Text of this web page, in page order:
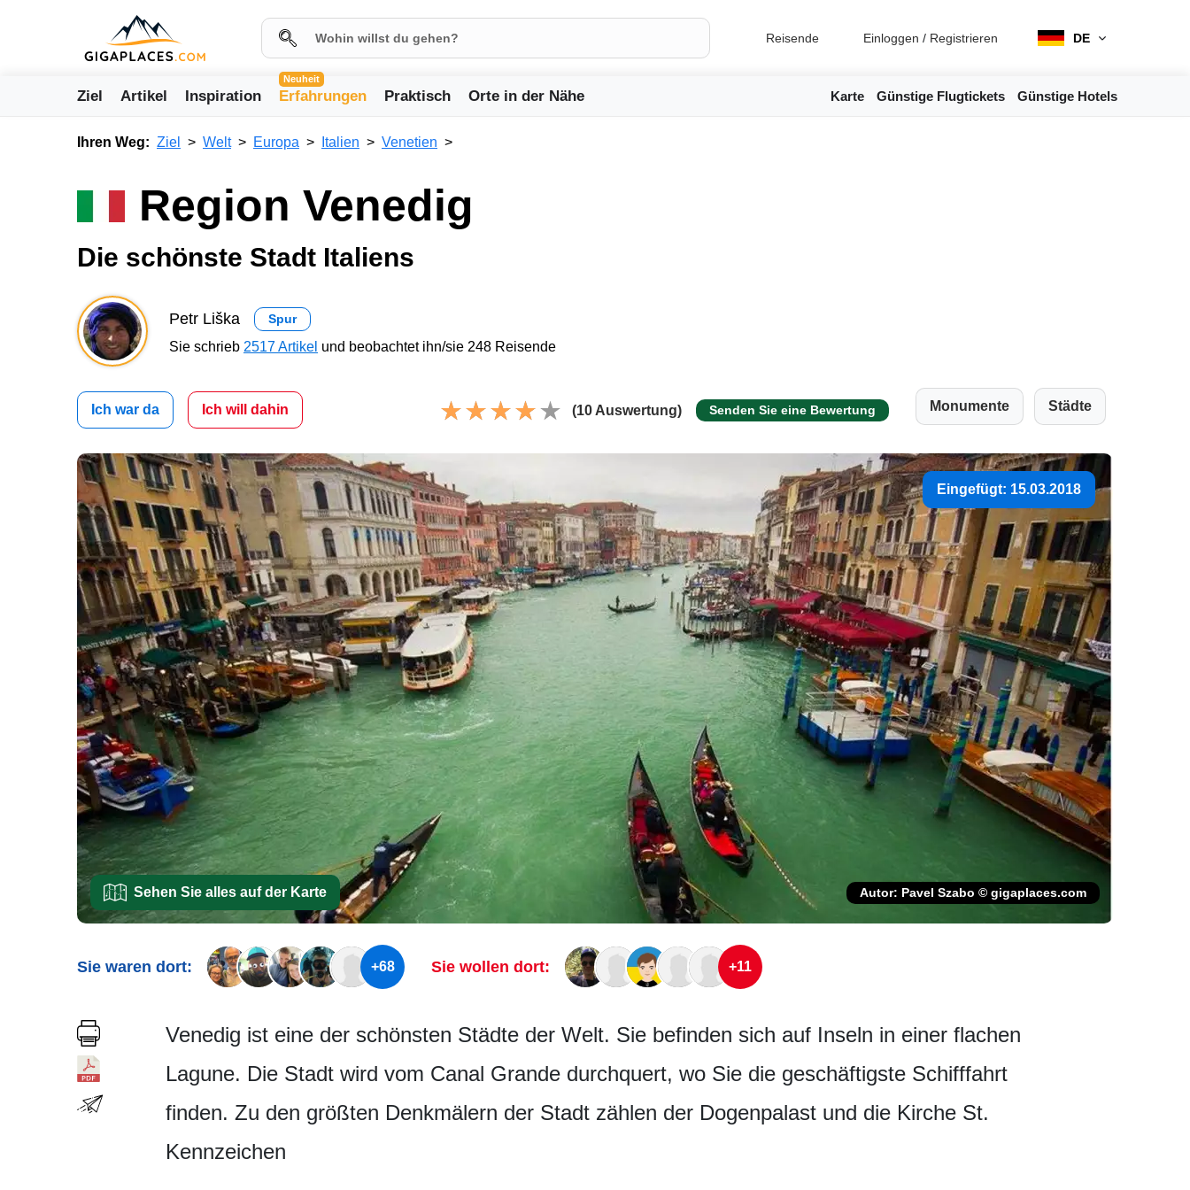
Reisende Einloggen / Registrieren DE
Ziel Artikel Inspiration
Neuheit
Erfahrungen Praktisch Orte in der Nähe Karte Günstige Flugtickets Günstige Hotels
Ihren Weg: Ziel Welt Europa Italien Venetien
Region Venedig
Die schönste Stadt Italiens
Petr Liška Spur
Sie schrieb 2517 Artikel und beobachtet ihn/sie 248 Reisende
Ich war da Ich will dahin (10 Auswertung) Senden Sie eine Bewertung Monumente Städte
Eingefügt: 15.03.2018
Sehen Sie alles auf der Karte Autor: Pavel Szabo © gigaplaces.com
Sie waren dort: +68 Sie wollen dort: +11
Venedig ist eine der schönsten Städte der Welt. Sie befinden sich auf Inseln in einer flachen
Lagune. Die Stadt wird vom Canal Grande durchquert, wo Sie die geschäftigste Schifffahrt
finden. Zu den größten Denkmälern der Stadt zählen der Dogenpalast und die Kirche St.
Kennzeichen